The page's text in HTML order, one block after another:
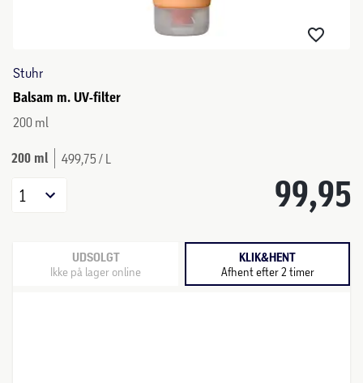
Stuhr
Balsam m. UV-filter
200 ml
200 ml 499,75 / L
99,95
1
UDSOLGT
Ikke på lager online
KLIK&HENT
Afhent efter 2 timer